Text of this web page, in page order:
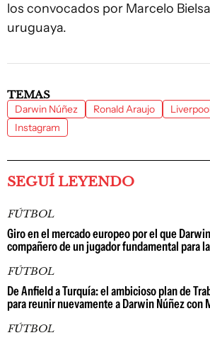
los convocados por Marcelo
uruguaya.
TEMAS
Darwin Núñez Ronald Araujo
Instagram
SEGUÍ LEYENDO
FÚTBOL
Giro en el mercado europeo por el que
compañero de un jugador fundamental para
FÚTBOL
De Anfield a Turquía: el ambicioso plan de
para reunir nuevamente a Darwin Núñez con
FÚTBOL